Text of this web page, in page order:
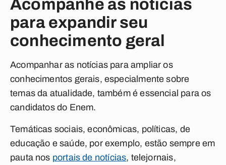
Acompanhe as notícias
para expandir seu
conhecimento geral
Acompanhar as notícias para ampliar os
conhecimentos gerais, especialmente sobre
temas da atualidade, também é essencial para os
candidatos do Enem.
Temáticas sociais, econômicas, políticas, de
educação e saúde, por exemplo, estão sempre em
pauta nos portais de notícias, telejornais,